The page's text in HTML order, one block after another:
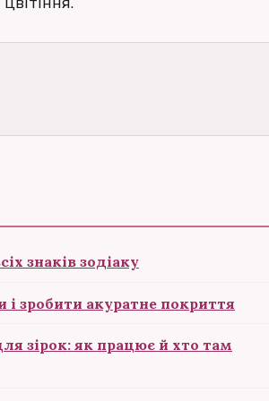
знаків зодіаку
зробити акуратне покриття
зірок: як працює й хто там